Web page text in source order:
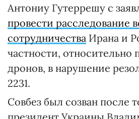
Антониу Гутеррешу с
провести расследование
сотрудничества Ирана и
частности, относительно
дронов, в нарушение
2231.
Совбез был созван после